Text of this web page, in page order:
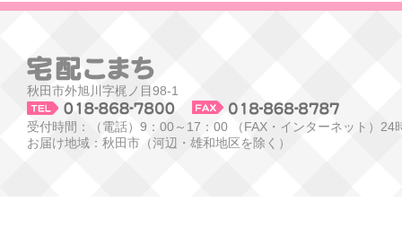
秋田市外旭川字梶ノ目98-1
受付時間：（電話）9：00～17：00 （FAX・インターネット）24
お届け地域：秋田市（河辺・雄和地区を除く）